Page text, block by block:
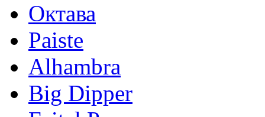
Октава
Paiste
Alhambra
Big Dipper